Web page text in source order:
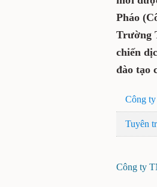
Pháo
Trường
chiến
đào tạo
Công
Tuyên
Công ty